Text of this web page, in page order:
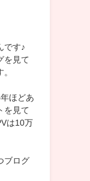
です♪
を見て
ほどあ
を見て
は10万
ブログ